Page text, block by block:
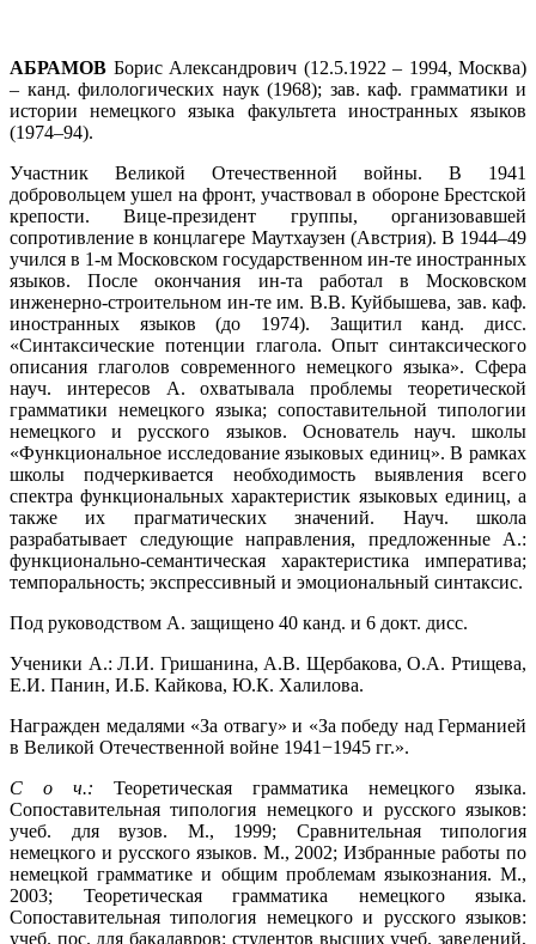
АБРАМОВ Борис Александрович (12.5.1922 – 1994, Москва)
– канд. филологических наук (1968); зав. каф. грамматики и
истории немецкого языка факультета иностранных языков
(1974–94).
Участник Великой Отечественной войны. В 1941
добровольцем ушел на фронт, участвовал в обороне Брестской
крепости. Вице-президент группы, организовавшей
сопротивление в концлагере Маутхаузен (Австрия). В 1944–49
учился в 1-м Московском государственном ин-те иностранных
языков. После окончания ин-та работал в Московском
инженерно-строительном ин-те им. В.В. Куйбышева, зав. каф.
иностранных языков (до 1974). Защитил канд. дисс.
«Синтаксические потенции глагола. Опыт синтаксического
описания глаголов современного немецкого языка». Сфера
науч. интересов А. охватывала проблемы теоретической
грамматики немецкого языка; сопоставительной типологии
немецкого и русского языков. Основатель науч. школы
«Функциональное исследование языковых единиц». В рамках
школы подчеркивается необходимость выявления всего
спектра функциональных характеристик языковых единиц, а
также их прагматических значений. Науч. школа
разрабатывает следующие направления, предложенные А.:
функционально-семантическая характеристика императива;
темпоральность; экспрессивный и эмоциональный синтаксис.
Под руководством А. защищено 40 канд. и 6 докт. дисс.
Ученики А.: Л.И. Гришанина, А.В. Щербакова, О.А. Ртищева,
Е.И. Панин, И.Б. Кайкова, Ю.К. Халилова.
Награжден медалями «За отвагу» и «За победу над Германией
в Великой Отечественной войне 1941−1945 гг.».
С о ч.: Теоретическая грамматика немецкого языка.
Сопоставительная типология немецкого и русского языков:
учеб. для вузов. М., 1999; Сравнительная типология
немецкого и русского языков. М., 2002; Избранные работы по
немецкой грамматике и общим проблемам языкознания. М.,
2003; Теоретическая грамматика немецкого языка.
Сопоставительная типология немецкого и русского языков:
учеб. пос. для бакалавров: студентов высших учеб. заведений,